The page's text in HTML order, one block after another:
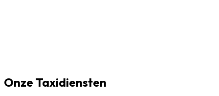
Onze Taxidiensten